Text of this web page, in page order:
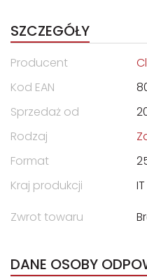
SZCZEGÓŁY
Producent
Kod EAN
Sprzedaż od
Rodzaj
Format
Kraj produkcji
IT
Zwrot towaru
DANE OSOBY